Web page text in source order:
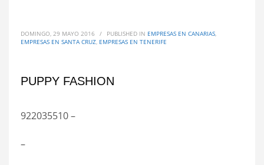
DOMINGO, 29 MAYO 2016 / PUBLISHED IN EMPRESAS EN CANARIAS,
EMPRESAS EN SANTA CRUZ, EMPRESAS EN TENERIFE
PUPPY FASHION
922035510 –
–